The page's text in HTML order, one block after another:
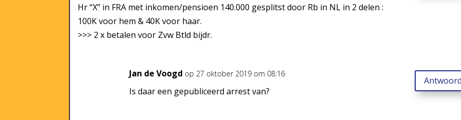
Hr “X” in FRA met inkomen/pensioen 140.000 gesplitst door Rb in NL in 2 delen :
100K voor hem & 40K voor haar.
>>> 2 x betalen voor Zvw Btld bijdr.
Jan de Voogd op 27 oktober 2019 om 08:16
Is daar een gepubliceerd arrest van?